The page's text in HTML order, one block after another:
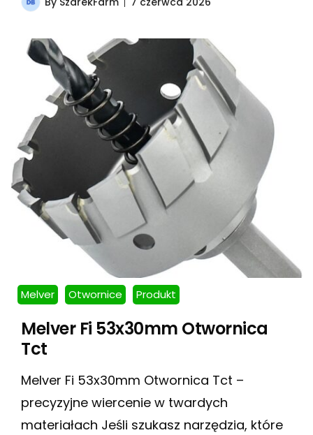
Melver Otwornice Produkt
Melver Fi 53x30mm Otwornica
Tct
Melver Fi 53x30mm Otwornica Tct –
precyzyjne wiercenie w twardych
materiałach Jeśli szukasz narzędzia, które